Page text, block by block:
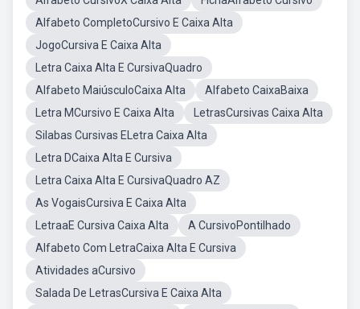
Alfabeto CompletoCursivo E Caixa Alta
JogoCursiva E Caixa Alta
Letra Caixa Alta E CursivaQuadro
Alfabeto MaiúsculoCaixa Alta
Alfabeto CaixaBaixa
Letra MCursivo E Caixa Alta
LetrasCursivas Caixa Alta
Silabas Cursivas ELetra Caixa Alta
Letra DCaixa Alta E Cursiva
Letra Caixa Alta E CursivaQuadro AZ
As VogaisCursiva E Caixa Alta
LetraaE Cursiva Caixa Alta
A CursivoPontilhado
Alfabeto Com LetraCaixa Alta E Cursiva
Atividades aCursivo
Salada De LetrasCursiva E Caixa Alta